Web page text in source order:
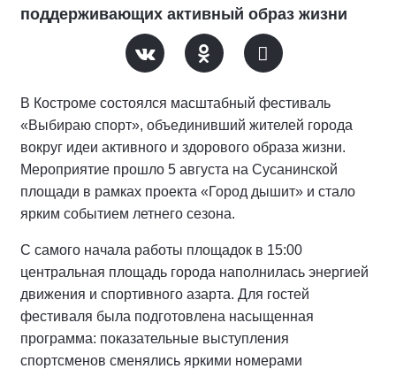
поддерживающих активный образ жизни
В Костроме состоялся масштабный фестиваль
«Выбираю спорт», объединивший жителей города
вокруг идеи активного и здорового образа жизни.
Мероприятие прошло 5 августа на Сусанинской
площади в рамках проекта «Город дышит» и стало
ярким событием летнего сезона.
С самого начала работы площадок в 15:00
центральная площадь города наполнилась энергией
движения и спортивного азарта. Для гостей
фестиваля была подготовлена насыщенная
программа: показательные выступления
спортсменов сменялись яркими номерами